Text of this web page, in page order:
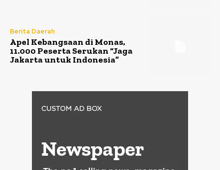
Berita Daerah
Apel Kebangsaan di Monas,
11.000 Peserta Serukan “Jaga
Jakarta untuk Indonesia”